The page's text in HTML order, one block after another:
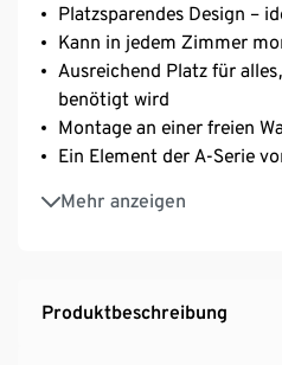
Platzsparendes Design –
Kann in jedem Zimmer
Ausreichend Platz für
benötigt wird
Montage an einer freien
Ein Element der A-Serie
Mehr anzeigen
Dies ist ein Produkt der
Produktbeschreibung